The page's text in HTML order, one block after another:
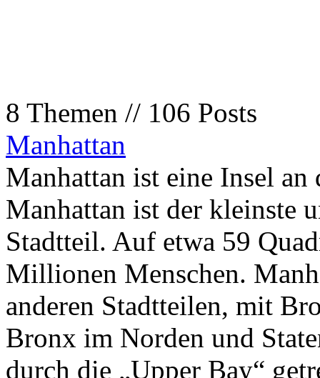
8 Themen // 106 Posts
Manhattan
Manhattan ist eine Insel
Manhattan ist der kleinste
Stadtteil. Auf etwa 59
Millionen Menschen.
anderen Stadtteilen, mit
Bronx im Norden und
durch die „Upper Bay“